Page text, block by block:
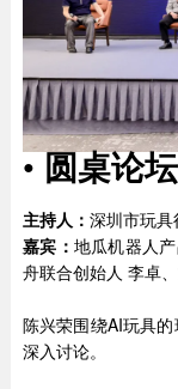
•圆桌论
主持人： 深圳市玩
嘉宾： 地瓜机器人
舟联合创始人 李卓
陈兴荣围绕AI玩具
深入讨论。